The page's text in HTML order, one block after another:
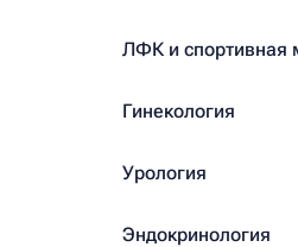
ЛФК и спортивная
Гинекология
Урология
Эндокринология